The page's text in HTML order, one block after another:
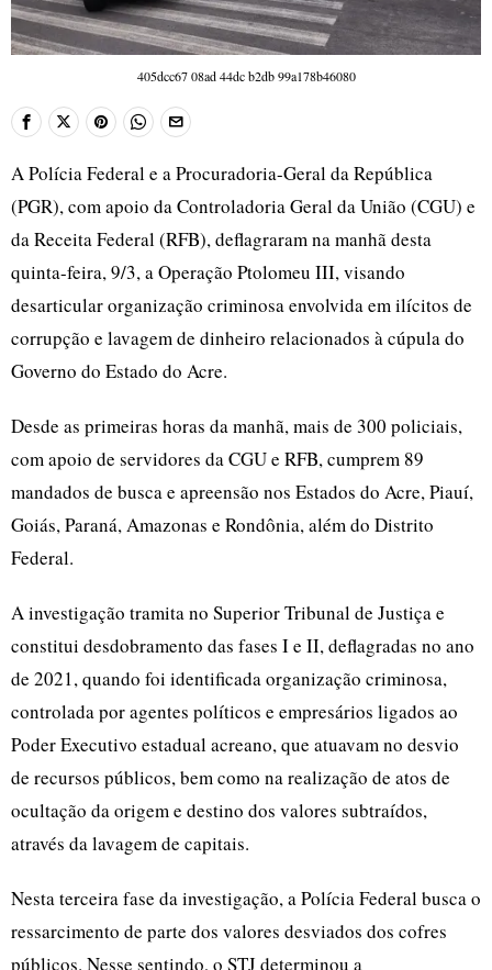
405dcc67 08ad 44dc b2db 99a178b46080
A Polícia Federal e a Procuradoria-Geral da República
(PGR), com apoio da Controladoria Geral da União (CGU) e
da Receita Federal (RFB), deflagraram na manhã desta
quinta-feira, 9/3, a Operação Ptolomeu III, visando
desarticular organização criminosa envolvida em ilícitos de
corrupção e lavagem de dinheiro relacionados à cúpula do
Governo do Estado do Acre.
Desde as primeiras horas da manhã, mais de 300 policiais,
com apoio de servidores da CGU e RFB, cumprem 89
mandados de busca e apreensão nos Estados do Acre, Piauí,
Goiás, Paraná, Amazonas e Rondônia, além do Distrito
Federal.
A investigação tramita no Superior Tribunal de Justiça e
constitui desdobramento das fases I e II, deflagradas no ano
de 2021, quando foi identificada organização criminosa,
controlada por agentes políticos e empresários ligados ao
Poder Executivo estadual acreano, que atuavam no desvio
de recursos públicos, bem como na realização de atos de
ocultação da origem e destino dos valores subtraídos,
através da lavagem de capitais.
Nesta terceira fase da investigação, a Polícia Federal busca o
ressarcimento de parte dos valores desviados dos cofres
públicos. Nesse sentindo, o STJ determinou a